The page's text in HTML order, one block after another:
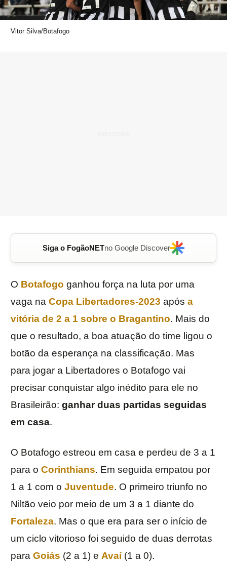
Vitor Silva/Botafogo
Siga o FogãoNETno Google Discover
O Botafogo ganhou força na luta por uma
vaga na Copa Libertadores-2023 após a
vitória de 2 a 1 sobre o Bragantino. Mais do
que o resultado, a boa atuação do time ligou o
botão da esperança na classificação. Mas
para jogar a Libertadores o Botafogo vai
precisar conquistar algo inédito para ele no
Brasileirão: ganhar duas partidas seguidas
em casa.
O Botafogo estreou em casa e perdeu de 3 a 1
para o Corinthians. Em seguida empatou por
1 a 1 com o Juventude. O primeiro triunfo no
Niltão veio por meio de um 3 a 1 diante do
Fortaleza. Mas o que era para ser o início de
um ciclo vitorioso foi seguido de duas derrotas
para Goiás (2 a 1) e Avaí (1 a 0).